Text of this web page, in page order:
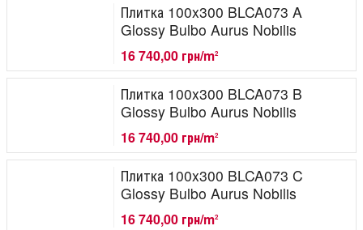
Плитка 100x300 BLCA073 A
Glossy Bulbo Aurus Nobilis
16 740,00 грн/m2
Плитка 100x300 BLCA073 B
Glossy Bulbo Aurus Nobilis
16 740,00 грн/m2
Плитка 100x300 BLCA073 C
Glossy Bulbo Aurus Nobilis
16 740,00 грн/m2